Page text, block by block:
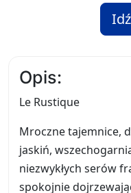
Opis:
Le Rustique
Mroczne tajemnice,
jaskiń,
niezwykłych serów
spokojnie